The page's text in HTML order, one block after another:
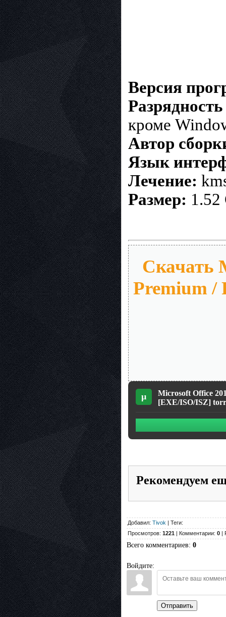
Версия
кроме
Автор
Язык
Лечение:
Размер: 1.52
Скачать
Premium /
µ
Microsoft Office
[EXE/ISO/ISZ]
Рекомендуем
Добавил: Tivok | Теги:
Просмотров: 1221 | Комментарии: 0 |
Всего комментариев: 0
Войдите:
Отправить